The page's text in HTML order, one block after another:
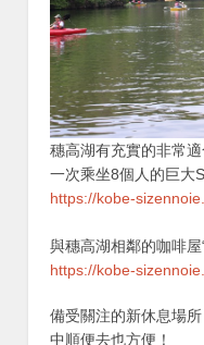
穗高湖有充實的非常
一次乘坐8個人的巨大
https://kobe-
與穗高湖相鄰的咖啡屋
https://kobe-
備受關注的新休息場
中順便去也方便！